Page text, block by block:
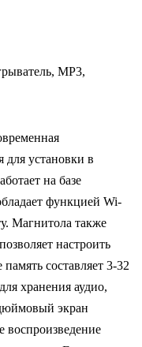
MP3,
для установки в
на базе
функцией Wi-
Магнитола также
настроить
составляет 3-32
хранения аудио,
экран
воспроизведение